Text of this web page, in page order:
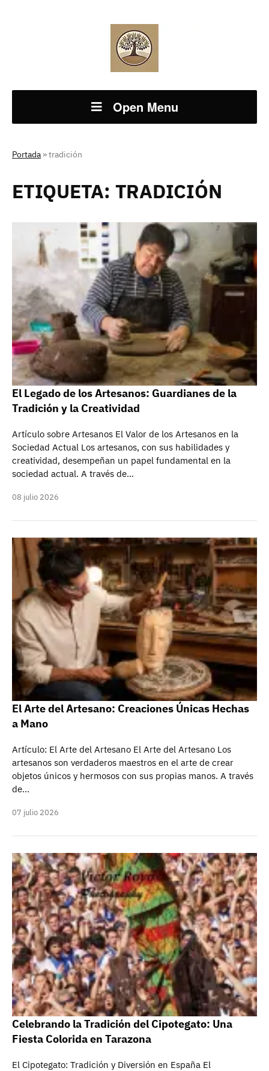
Open Menu
Portada »tradición
ETIQUETA: TRADICIÓN
El Legado de los Artesanos: Guardianes de la
Tradición y la Creatividad
Artículo sobre Artesanos El Valor de los Artesanos en la
Sociedad Actual Los artesanos, con sus habilidades y
creatividad, desempeñan un papel fundamental en la
sociedad actual. A través de…
08 julio 2026
El Arte del Artesano: Creaciones Únicas Hechas
a Mano
Artículo: El Arte del Artesano El Arte del Artesano Los
artesanos son verdaderos maestros en el arte de crear
objetos únicos y hermosos con sus propias manos. A través
de…
07 julio 2026
Celebrando la Tradición del Cipotegato: Una
Fiesta Colorida en Tarazona
El Cipotegato: Tradición y Diversión en España El